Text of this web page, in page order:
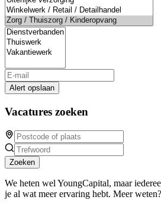
Alert opslaan
Vacatures zoeken
Zoeken
We heten wel YoungCapital, maar
je al wat meer ervaring hebt. Meer